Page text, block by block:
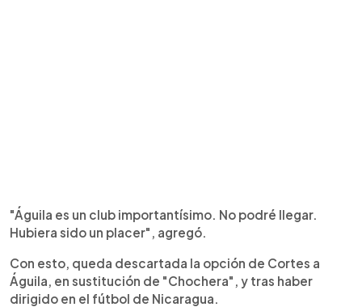
"Águila es un club importantísimo. No podré llegar.
Hubiera sido un placer", agregó.
Con esto, queda descartada la opción de Cortes a
Águila, en sustitución de "Chochera", y tras haber
dirigido en el fútbol de Nicaragua.